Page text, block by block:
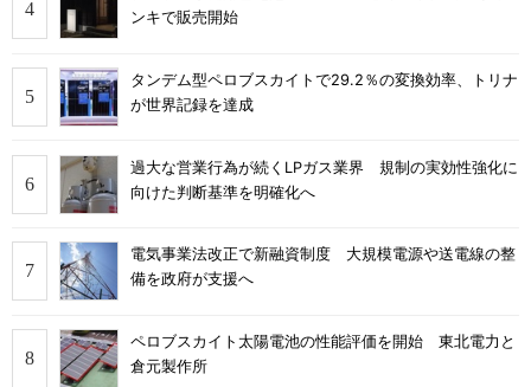
ンキで販売開始
タンデム型ペロブスカイトで29.2％の変換効率、トリナ
が世界記録を達成
過大な営業行為が続くLPガス業界 規制の実効性強化に
向けた判断基準を明確化へ
電気事業法改正で新融資制度 大規模電源や送電線の整
備を政府が支援へ
ペロブスカイト太陽電池の性能評価を開始 東北電力と
倉元製作所